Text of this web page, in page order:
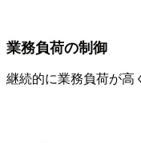
業務負荷の制御
継続的に業務負荷が高